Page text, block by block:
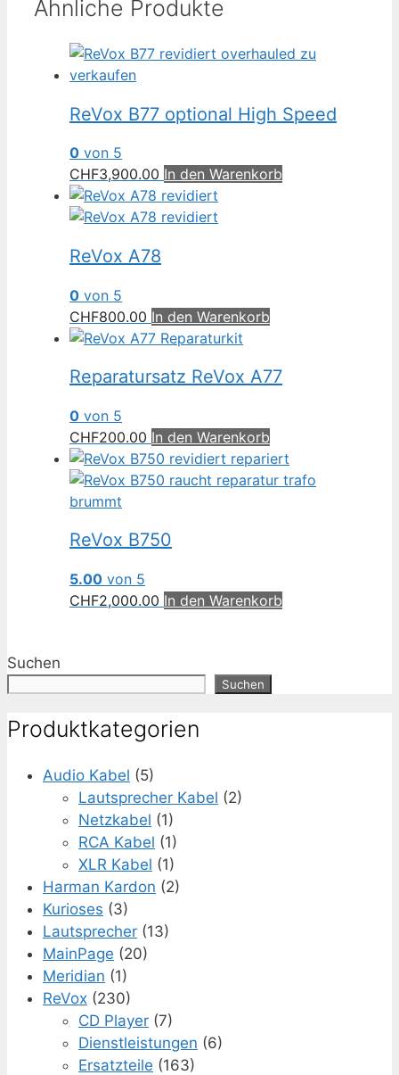
Ähnliche Produkte
ReVox B77 optional High Speed
0 von 5
CHF3,900.00 In den Warenkorb
ReVox A78
0 von 5
CHF800.00 In den Warenkorb
Reparatursatz ReVox A77
0 von 5
CHF200.00 In den Warenkorb
ReVox B750
5.00 von 5
CHF2,000.00 In den Warenkorb
Suchen
Suchen
Produktkategorien
Audio Kabel (5)
Lautsprecher Kabel (2)
Netzkabel (1)
RCA Kabel (1)
XLR Kabel (1)
Harman Kardon (2)
Kurioses (3)
Lautsprecher (13)
MainPage (20)
Meridian (1)
ReVox (230)
CD Player (7)
Dienstleistungen (6)
Ersatzteile (163)